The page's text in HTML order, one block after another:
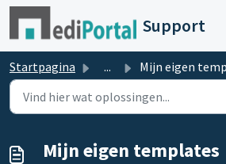
Doorgaan naar hoofdinhoud
Support
Startpagina ... Mijn eigen
Mijn eigen templates